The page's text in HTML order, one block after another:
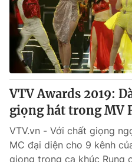
® Cấm sao chép dưới mọi
thuận bằng văn bản. Ghi rõ
thông tin từ website này.
VTV Awards 2019:
giọng hát trong MV
VTV.vn - Với chất giọng
MC đại diện cho 9 kênh
giọng trong ca khúc Rung